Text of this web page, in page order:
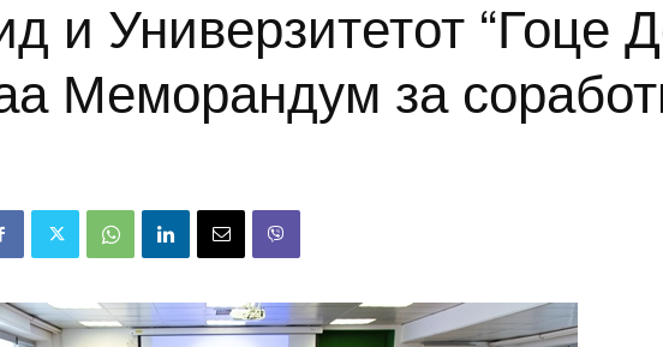
и Универзитетот “Гоце
Меморандум за